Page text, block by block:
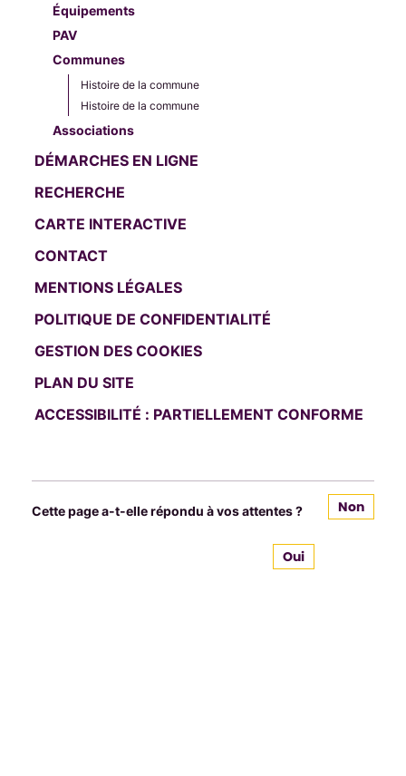
Équipements
PAV
Communes
Histoire de la commune
Histoire de la commune
Associations
DÉMARCHES EN LIGNE
RECHERCHE
CARTE INTERACTIVE
CONTACT
MENTIONS LÉGALES
POLITIQUE DE CONFIDENTIALITÉ
GESTION DES COOKIES
PLAN DU SITE
ACCESSIBILITÉ : PARTIELLEMENT CONFORME
Cette page a-t-elle répondu à vos attentes ? Non
Oui